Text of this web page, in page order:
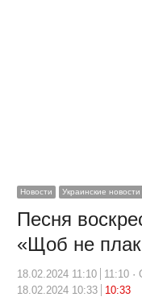
Новости Украинские новости
Песня
«Щоб не
18.02.2024 11:10 11:10
18.02.2024 10:33
10:33